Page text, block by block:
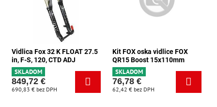
Vidlica Fox 32 K FLOAT 27.5
in, F-S, 120, CTD ADJ
SKLADOM
849,72 €
690,83 € bez DPH
Kit FOX oska vidlice FOX
QR15 Boost 15x110mm
SKLADOM
76,78 €
62,42 € bez DPH